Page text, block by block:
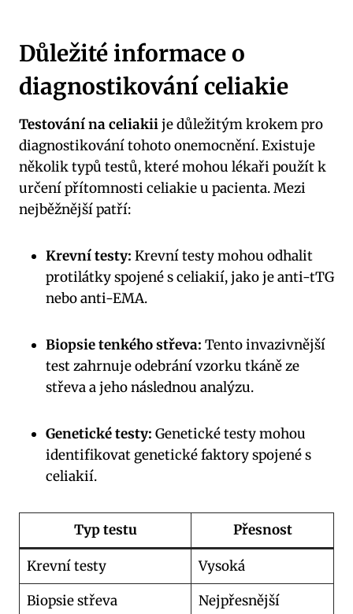
Důležité informace o
diagnostikování celiakie
Testování na celiakiije důležitým krokem pro
diagnostikování tohoto onemocnění. Existuje
několik typů testů, které mohou lékaři použít k
určení přítomnosti celiakie u pacienta. Mezi
nejběžnější patří:
Krevní testy: Krevní testy mohou odhalit
protilátky spojené s celiakií, jako je anti-tTG
nebo anti-EMA.
Biopsie tenkého střeva: Tento invazivnější
test zahrnuje odebrání vzorku tkáně ze
střeva a jeho následnou analýzu.
Genetické testy: Genetické testy mohou
identifikovat genetické faktory spojené s
celiakií.
Typ testu Přesnost
Krevní testy
Vysoká
Biopsie střeva
Nejpřesnější